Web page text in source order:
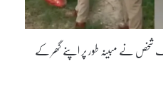
شخص نے مبینہ طور پر اپنے گھر کے